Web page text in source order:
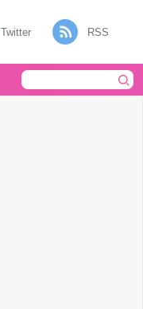
Twitter RSS